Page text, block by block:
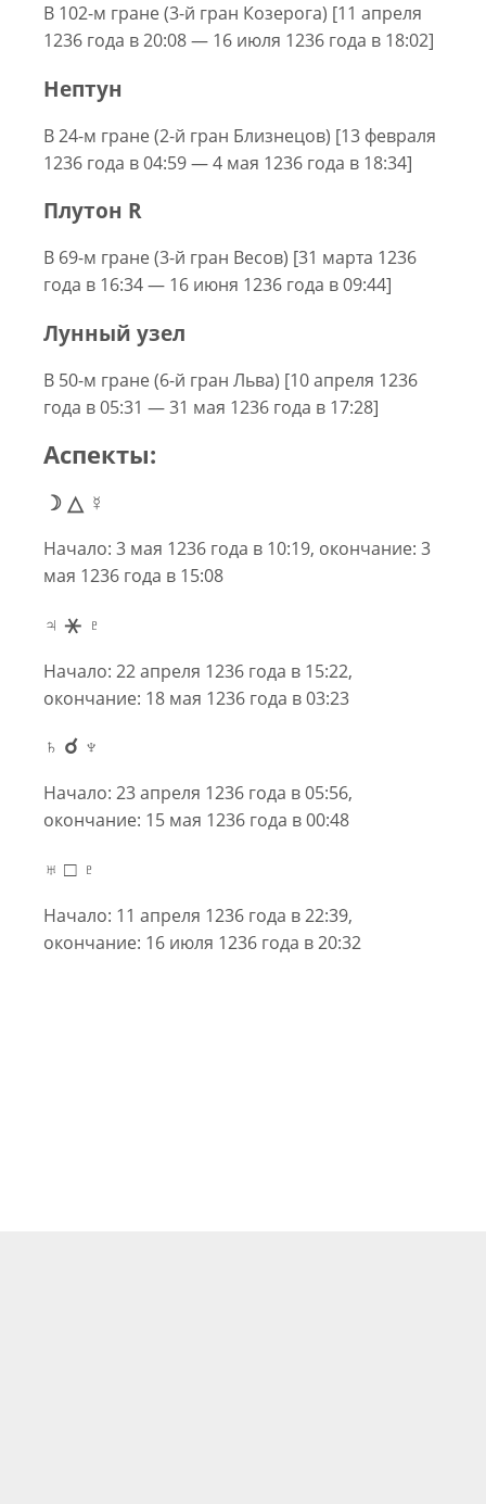
В 102-м гране (3-й гран Козерога) [11 апреля
1236 года в 20:08 — 16 июля 1236 года в 18:02]
Нептун
В 24-м гране (2-й гран Близнецов) [13 февраля
1236 года в 04:59 — 4 мая 1236 года в 18:34]
Плутон R
В 69-м гране (3-й гран Весов) [31 марта 1236
года в 16:34 — 16 июня 1236 года в 09:44]
Лунный узел
В 50-м гране (6-й гран Льва) [10 апреля 1236
года в 05:31 — 31 мая 1236 года в 17:28]
Аспекты:
☽ △ ☿
Начало: 3 мая 1236 года в 10:19, окончание: 3
мая 1236 года в 15:08
♃ ⚹ ♇
Начало: 22 апреля 1236 года в 15:22,
окончание: 18 мая 1236 года в 03:23
♄ ☌ ♆
Начало: 23 апреля 1236 года в 05:56,
окончание: 15 мая 1236 года в 00:48
♅ □ ♇
Начало: 11 апреля 1236 года в 22:39,
окончание: 16 июля 1236 года в 20:32